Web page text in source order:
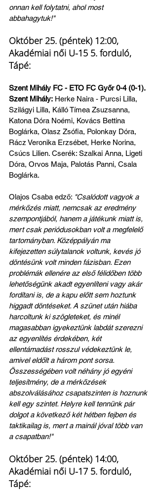
onnan kell folytatni, ahol most
abbahagytuk!"
Október 25. (péntek) 12:00,
Akadémiai női U-15 5. forduló,
Tápé:
Szent Mihály FC - ETO FC Győr 0-4 (0-1).
Szent Mihály: Herke Naira - Purcsi Lilla,
Szilágyi Lilla, Kálló Tímea Zsuzsanna,
Katona Dóra Noémi, Kovács Bettina
Boglárka, Olasz Zsófia, Polonkay Dóra,
Rácz Veronika Erzsébet, Herke Norina,
Csúcs Lilien. Cserék: Szalkai Anna, Ligeti
Dóra, Orvos Maja, Palotás Panni, Csala
Boglárka.
Olajos Csaba edző: "Csalódott vagyok a
mérkőzés miatt, nemcsak az eredmény
szempontjából, hanem a játékunk miatt is,
mert csak periódusokban volt a megfelelő
tartományban. Középpályán ma
kifejezetten súlytalanok voltunk, kevés jó
döntésünk volt minden fázisban. Ezen
problémák ellenére az első félidőben több
lehetőségünk akadt egyenlíteni vagy akár
fordítani is, de a kapu előtt sem hoztunk
higgadt döntéseket. A szünet után hiába
harcoltunk ki szögleteket, és minél
magasabban igyekeztünk labdát szerezni
az egyenlítés érdekében, két
ellentámadást rosszul védekeztünk le,
amivel eldőlt a három pont sorsa.
Összességében volt néhány jó egyéni
teljesítmény, de a mérkőzések
abszolválásához csapatszinten is hoznunk
kell egy szintet. Helyre kell tennünk pár
dolgot a következő két hétben fejben és
taktikailag is, mert a mainál jóval több van
a csapatban!"
Október 25. (péntek) 14:00,
Akadémiai női U-17 5. forduló,
Tápé: